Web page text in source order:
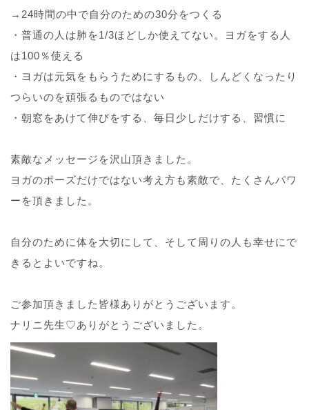
→24時間の中で自分のための30分をつくる
・普通の人は肺を1/3ほどしか使えてない。ヨガをする人
は100％使える
・ヨガは元気をもらうためにするもの、しんどくなったり
つらいのを頑張るものではない
・朝窓をあけて伸びをする、毎日少しだけする、習慣に
素敵なメッセージを沢山頂きました。
ヨガのポーズだけではない考え方も素敵で、たくさんパワ
ーを頂きました。
自分のために体を大切にして、そして周りの人も幸せにで
きるとよいですね。
ご参加頂きました皆様ありがとうございます。
ナリニ先生♡ありがとうございました。